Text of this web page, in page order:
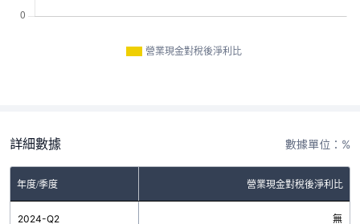
營業現金對稅後淨利比
詳細數據 數據單位：%
年度/季度 營業現金對稅後淨利比
2024-Q2 無